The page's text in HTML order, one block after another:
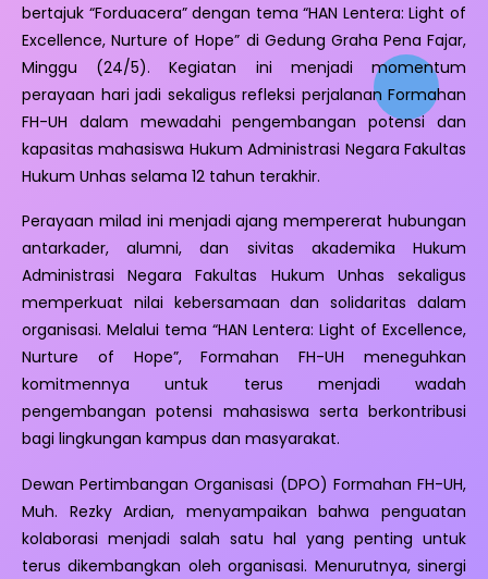
bertajuk “Forduacera” dengan tema “HAN Lentera: Light of
Excellence, Nurture of Hope” di Gedung Graha Pena Fajar,
Minggu (24/5). Kegiatan ini menjadi momentum
perayaan hari jadi sekaligus refleksi perjalanan Formahan
FH-UH dalam mewadahi pengembangan potensi dan
kapasitas mahasiswa Hukum Administrasi Negara Fakultas
Hukum Unhas selama 12 tahun terakhir.
Perayaan milad ini menjadi ajang mempererat hubungan
antarkader, alumni, dan sivitas akademika Hukum
Administrasi Negara Fakultas Hukum Unhas sekaligus
memperkuat nilai kebersamaan dan solidaritas dalam
organisasi. Melalui tema “HAN Lentera: Light of Excellence,
Nurture of Hope”, Formahan FH-UH meneguhkan
komitmennya untuk terus menjadi wadah
pengembangan potensi mahasiswa serta berkontribusi
bagi lingkungan kampus dan masyarakat.
Dewan Pertimbangan Organisasi (DPO) Formahan FH-UH,
Muh. Rezky Ardian, menyampaikan bahwa penguatan
kolaborasi menjadi salah satu hal yang penting untuk
terus dikembangkan oleh organisasi. Menurutnya, sinergi